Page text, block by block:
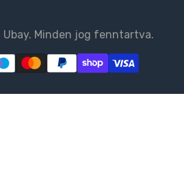
Minden jog fenntartva.